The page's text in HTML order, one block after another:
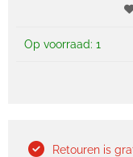
Op voorraad: 1
Retouren is